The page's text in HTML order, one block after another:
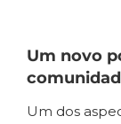
Um novo
Um dos